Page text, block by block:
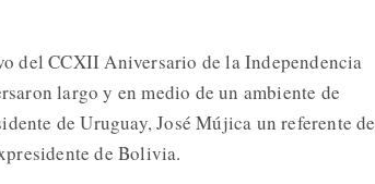
del CCXII Aniversario de la Independencia
largo y en medio de un ambiente de
de Uruguay, José Mújica un referente de
de Bolivia.